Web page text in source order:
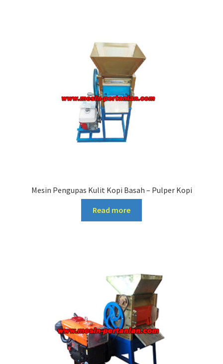
Mesin Pengupas Kulit Kopi Basah – Pulper Kopi
Read more